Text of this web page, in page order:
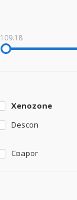
109.18
Xenozone
Descon
Сварог